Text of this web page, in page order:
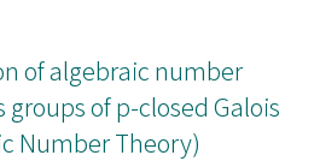
of algebraic number
of p-closed Galois
Number Theory)